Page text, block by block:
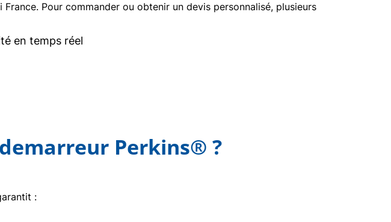
Pour commander ou obtenir un devis personnalisé, plusieurs
en temps réel
Perkins® ?
: